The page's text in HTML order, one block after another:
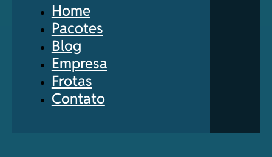
Home
Pacotes
Blog
Empresa
Frotas
Contato